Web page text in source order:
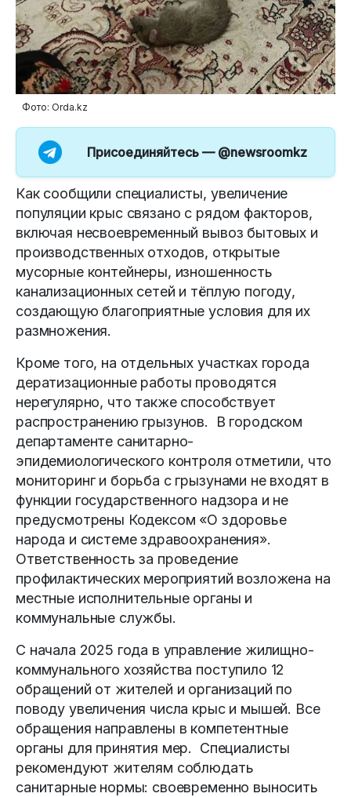
Фото: Orda.kz
Присоединяйтесь — @newsroomkz
Как сообщили специалисты, увеличение
популяции крыс связано с рядом факторов,
включая несвоевременный вывоз бытовых и
производственных отходов, открытые
мусорные контейнеры, изношенность
канализационных сетей и тёплую погоду,
создающую благоприятные условия для их
размножения.
Кроме того, на отдельных участках города
дератизационные работы проводятся
нерегулярно, что также способствует
распространению грызунов. В городском
департаменте санитарно-
эпидемиологического контроля отметили, что
мониторинг и борьба с грызунами не входят в
функции государственного надзора и не
предусмотрены Кодексом «О здоровье
народа и системе здравоохранения».
Ответственность за проведение
профилактических мероприятий возложена на
местные исполнительные органы и
коммунальные службы.
С начала 2025 года в управление жилищно-
коммунального хозяйства поступило 12
обращений от жителей и организаций по
поводу увеличения числа крыс и мышей. Все
обращения направлены в компетентные
органы для принятия мер. Специалисты
рекомендуют жителям соблюдать
санитарные нормы: своевременно выносить